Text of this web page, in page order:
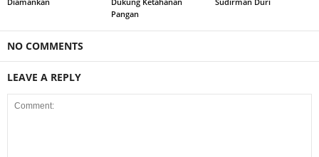
Pangan
NO COMMENTS
LEAVE A REPLY